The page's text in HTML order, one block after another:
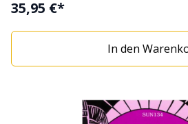
Solisten deines Instruments, die
erstklassigen New Yorker
Kanal spielen. Auf dem anderen
Rhythmusgruppe zu hören,
GN206606 ISBN: 9780769230276
EL03953 Verlag: Alfred Music
35,95 €*
In den